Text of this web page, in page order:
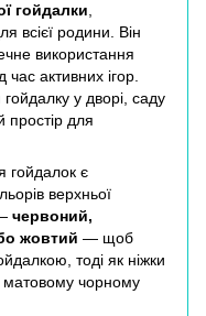
гойдалки
всієї родини. Він
використання
час активних ігор.
у дворі, саду
простір для
гойдалок є
верхньої
червоний,
жовтий — щоб
тоді як ніжки
матовому чорному